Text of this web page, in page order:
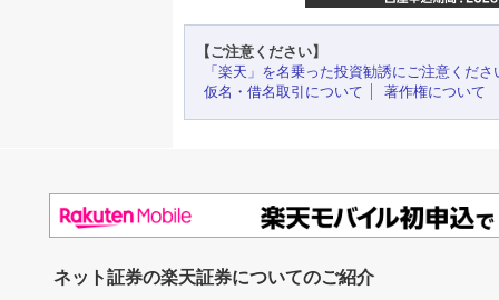
【ご注意ください】
「楽天」を名乗った投資勧誘にご注意くださ
仮名・借名取引について
著作権について
ネット証券の楽天証券についてのご紹介